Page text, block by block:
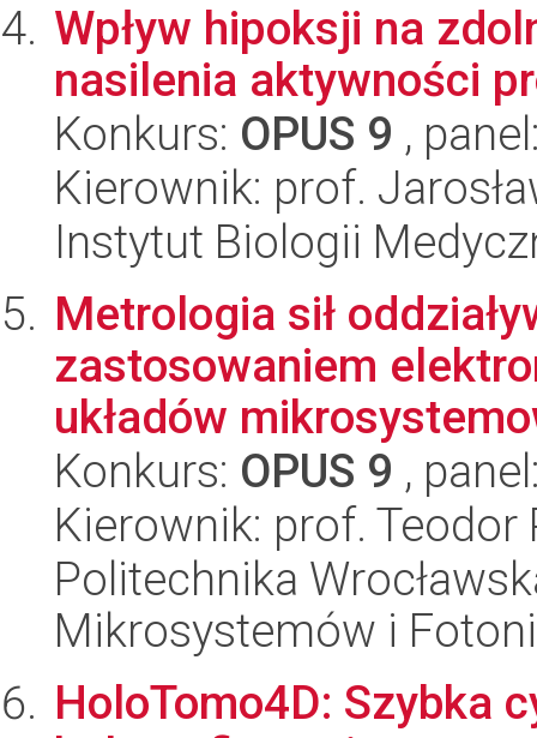
Wpływ hipoksji na
nasilenia aktywności
Konkurs: OPUS 9 ,
Kierownik: prof.
Instytut Biologii
Metrologia sił
zastosowaniem
układów
Konkurs: OPUS 9 ,
Kierownik: prof. Teodor
Politechnika
Mikrosystemów i
HoloTomo4D: Szybka